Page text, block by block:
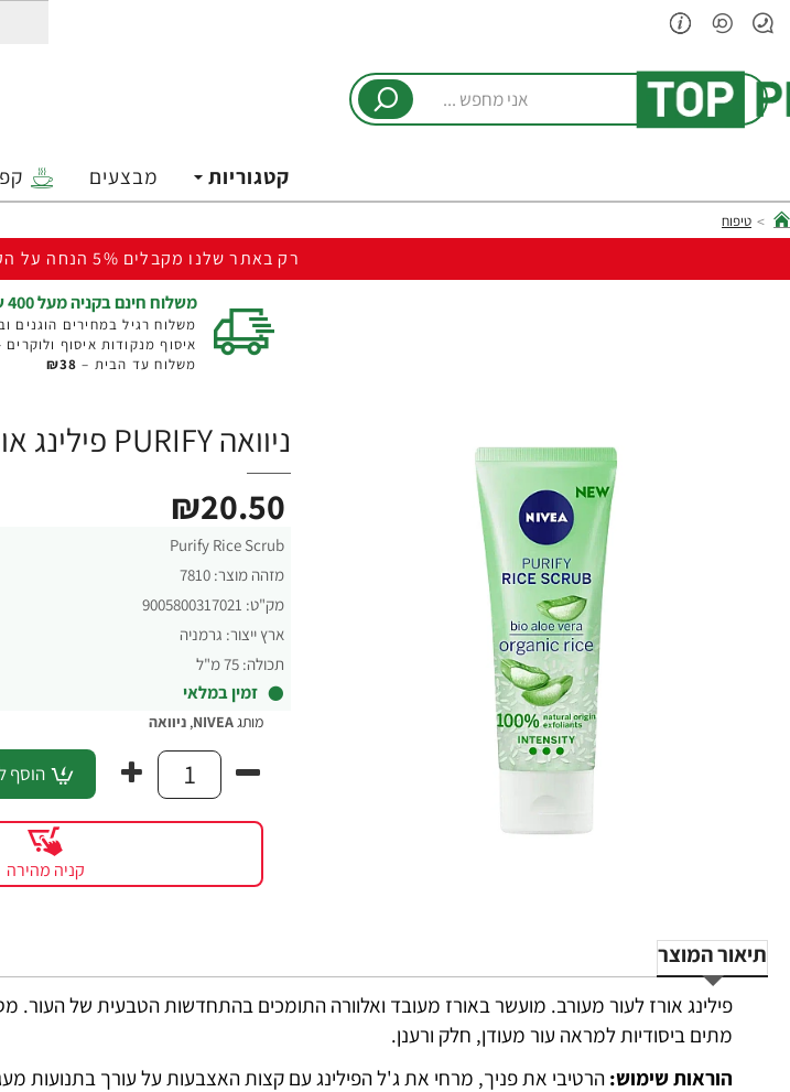
מחפש
קטגוריות מבצעים
home
טיפוח
רק באתר שלנו מקבלים 5% הנחה על הקנייה הבאה |
משלוח חינם בקניה מעל 400 ש"ח | דרך איפוסט עד 5 ק"ג
משלוח רגיל במחירים הוגנים
איסוף מנקודות איסוף ולוקרים
משלוח עד הבית – ₪38
ניוואה PURIFY פילינג אורז אורגני לעור מעורב 75 מ''ל - מבית NIVEA
Purify Rice Scrub
מזהה מוצר: 7810
מק"ט: 9005800317021
ארץ ייצור: גרמניה
תכולה: 75 מ"ל
זמין במלאי
₪20.50
מותגNIVEA
, ניוואה
הוסף
קניה מהירה
תיאור המוצר
פילינג אורז לעור מעורב. מועשר באורז מעובד ואלוורה התומכים בהתחדשות הטבעית של העור.
מתים ביסודיות למראה עור מעודן, חלק ורענן.
הוראות שימוש: הרטיבי את פניך, מרחי את ג'ל הפילינג עם קצות האצבעות על עורך בתנועות